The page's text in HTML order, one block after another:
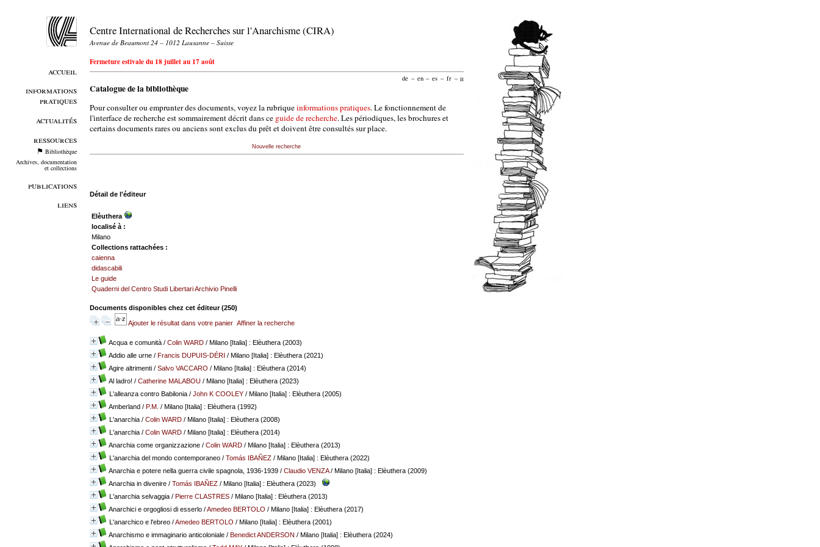
accueil
informations
pratiques
actualités
ressources
Bibliothèque
Archives, documentation
et collections
publications
liens
Centre International de Recherches sur l'Anarchisme (CIRA)
Avenue de Beaumont 24 – 1012 Lausanne – Suisse
Fermeture estivale du 18 juillet au 17 août
de – en – es – fr – it
Catalogue de la bibliothèque
Pour consulter ou emprunter des documents, voyez la rubriqueinformations pratiques. Le fonctionnement de
l'interface de recherche est sommairement décrit dans ce guide de recherche. Les périodiques, les brochures et
certains documents rares ou anciens sont exclus du prêt et doivent être consultés sur place.
Nouvelle recherche
Détail de l'éditeur
Elèuthera
localisé à :
Milano
Collections rattachées :
caienna
didascabili
Le guide
Quaderni del Centro Studi Libertari Archivio Pinelli
Documents disponibles chez cet éditeur (250)
Ajouter le résultat dans votre panier Affiner la recherche
Acqua e comunità/ Colin WARD/ Milano [Italia] : Elèuthera (2003)
Addio alle urne/ Francis DUPUIS-DÉRI / Milano [Italia] : Elèuthera (2021)
Agire altrimenti/ Salvo VACCARO / Milano [Italia] : Elèuthera (2014)
Al ladro! / Catherine MALABOU/ Milano [Italia] : Elèuthera (2023)
L'alleanza contro Babilonia/ John K COOLEY/ Milano [Italia] : Elèuthera (2005)
Amberland/ P.M. / Milano [Italia] : Elèuthera (1992)
L'anarchia/ Colin WARD/ Milano [Italia] : Elèuthera (2008)
L'anarchia/ Colin WARD/ Milano [Italia] : Elèuthera (2014)
Anarchia come organizzazione/ Colin WARD/ Milano [Italia] : Elèuthera (2013)
L'anarchia del mondo contemporaneo/ Tomás IBAÑEZ/ Milano [Italia] : Elèuthera (2022)
Anarchia e potere nella guerra civile spagnola, 1936-1939/ Claudio VENZA/ Milano [Italia] : Elèuthera (2009)
Anarchia in divenire/ Tomás IBAÑEZ/ Milano [Italia] : Elèuthera (2023)
L'anarchia selvaggia/ Pierre CLASTRES/ Milano [Italia] : Elèuthera (2013)
Anarchici e orgogliosi di esserlo/Amedeo BERTOLO / Milano [Italia] : Elèuthera (2017)
L'anarchico e l'ebreo/Amedeo BERTOLO / Milano [Italia] : Elèuthera (2001)
Anarchismo e immaginario anticoloniale/ Benedict ANDERSON / Milano [Italia] : Elèuthera (2024)